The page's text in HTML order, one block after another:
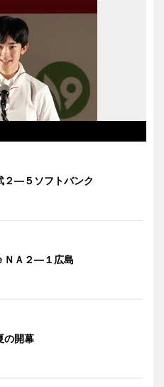
２―５ソフトバンク
ＮＡ２―１広島
の開幕